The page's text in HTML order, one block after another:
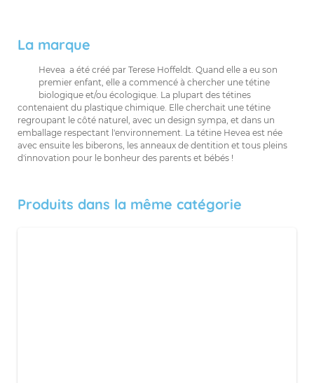
La marque
Hevea a été créé par Terese Hoffeldt. Quand elle a eu son
premier enfant, elle a commencé à chercher une tétine
biologique et/ou écologique. La plupart des tétines
contenaient du plastique chimique. Elle cherchait une tétine
regroupant le côté naturel, avec un design sympa, et dans un
emballage respectant l'environnement. La tétine Hevea est née
avec ensuite les biberons, les anneaux de dentition et tous pleins
d'innovation pour le bonheur des parents et bébés !
Produits dans la même catégorie